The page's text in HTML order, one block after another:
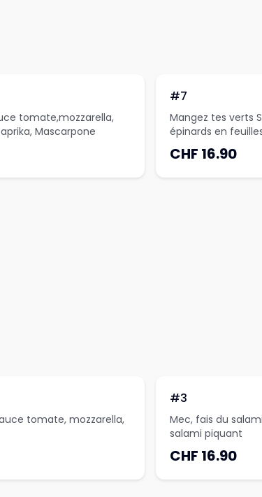
Mascarpone
#7
Mangez tes verts
épinards en
CHF 16.90
tomate, mozzarella,
#3
Mec, fais du salami! Sauce tomate,
salami piquant
CHF 16.90